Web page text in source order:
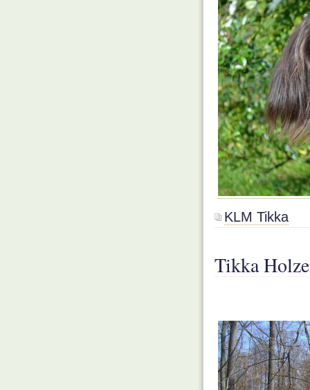
KLM Tikka
Tikka